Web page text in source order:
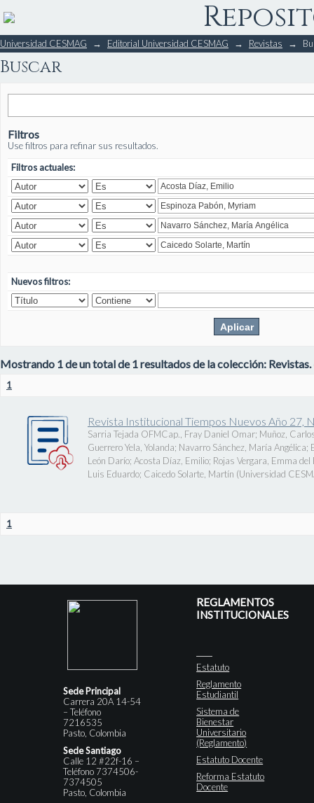
Buscar
Universidad CESMAG → Editorial Universidad CESMAG → Revistas →
Buscar
Filtros
Use filtros para refinar sus resultados.
Filtros actuales:
Nuevos filtros:
Mostrando 1 de un total de 1 resultados de la colección: Revistas.
1
Revista Institucional Tiempos Nuevos Año 27,
Sarria Tejada OFMCap., Fray Daniel Omar; Muñoz,
Guerrero Yela, Yolanda; Navarro Sánchez, María Angélica;
León Darío; Acosta Díaz, Emilio; Rojas Vergara, Emma del
Luis Eduardo; Caicedo Solarte, Martín (Universidad
1
Sede Principal
Carrera 20A 14-54
– Teléfono
7216535
Pasto, Colombia
Sede Santiago
Calle 12 #22f-16 –
Teléfono 7374506-
7374505
Pasto, Colombia
REGLAMENTOS
INSTITUCIONALES
Estatuto
Reglamento
Estudiantil
Sistema de
Bienestar
Universitario
(Reglamento)
Estatuto Docente
Reforma Estatuto
Docente